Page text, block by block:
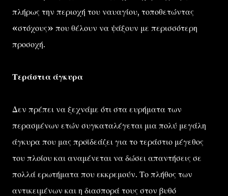
πλήρως την περιοχή του ναυαγίου, τοποθετώντας
«στόχους» που θέλουν να ψάξουν με περισσότερη
προσοχή.
Τεράστια άγκυρα
Δεν πρέπει να ξεχνάμε ότι στα ευρήματα των
περασμένων ετών συγκαταλέγεται μια πολύ μεγάλη
άγκυρα που μας προϊδεάζει για το τεράστιο μέγεθος
του πλοίου και αναμένεται να δώσει απαντήσεις σε
πολλά ερωτήματα που εκκρεμούν. Το πλήθος των
αντικειμένων και η διασπορά τους στον βυθό